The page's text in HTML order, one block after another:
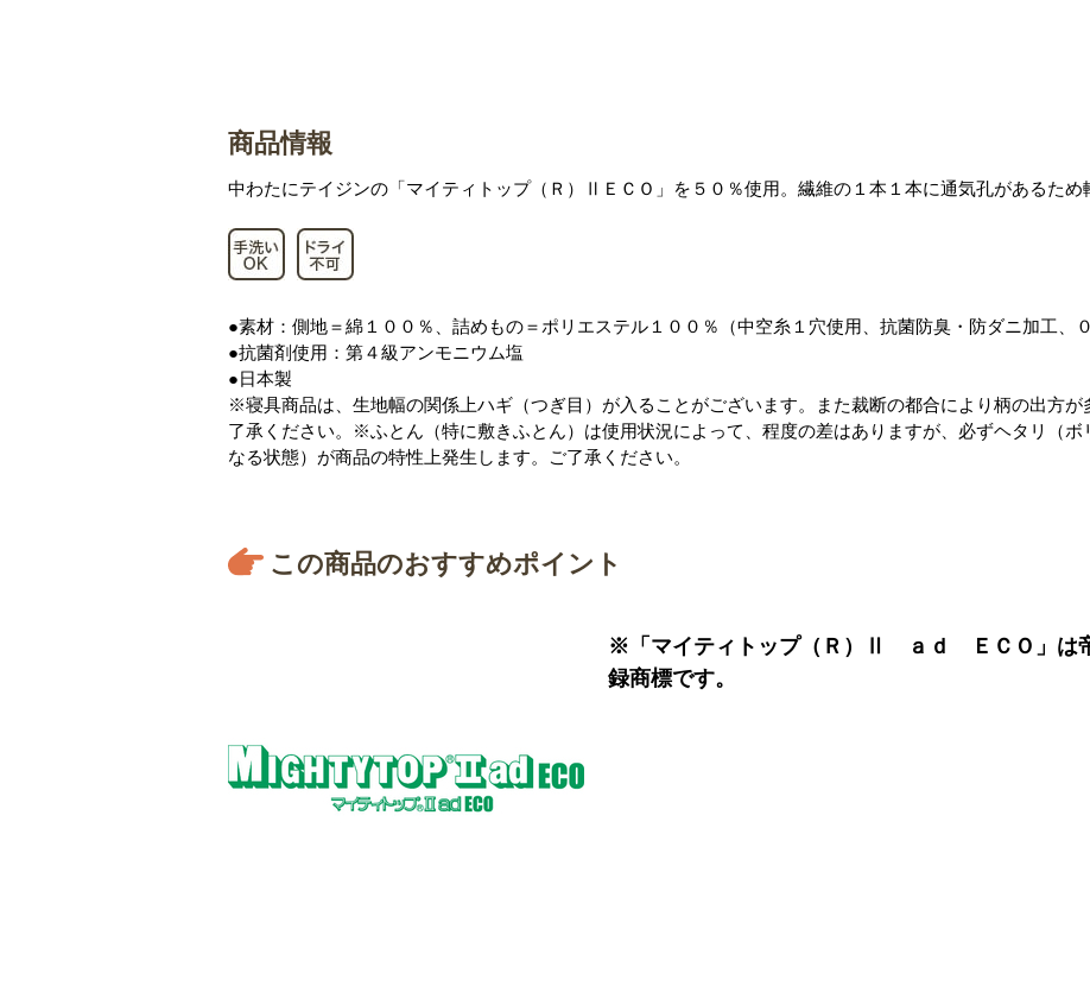
商品情報
中わたにテイジンの「マイティトップ（Ｒ）ⅡＥＣＯ」を５０％使用。繊維の１本１本に通気孔があるため
●素材：側地＝綿１００％、詰めもの＝ポリエステル１００％（中空糸１穴使用、抗菌防臭・防ダニ加工、０
●抗菌剤使用：第４級アンモニウム塩
●日本製
※寝具商品は、生地幅の関係上ハギ（つぎ目）が入ることがございます。また裁断の都合により柄の出方
了承ください。※ふとん（特に敷きふとん）は使用状況によって、程度の差はありますが、必ずヘタリ（ボ
なる状態）が商品の特性上発生します。ご了承ください。
この商品のおすすめポイント
※「マイティトップ（Ｒ）Ⅱ ａｄ ＥＣＯ」は
録商標です。